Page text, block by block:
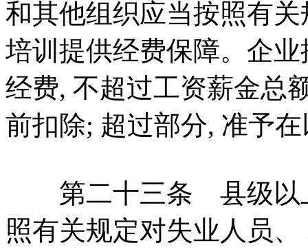
和其他组织应当按照有
培训提供经费保障。企
经费, 不超过工资薪金总
前扣除; 超过部分, 准予
第二十三条 县级以上
照有关规定对失业人员